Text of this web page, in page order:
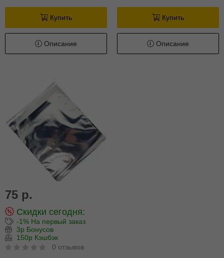
Купить
Описание
Купить
Описание
75 р.
Скидки сегодня:
-1% На первый заказ
3р Бонусов
150р Кэшбэк
0 отзывов